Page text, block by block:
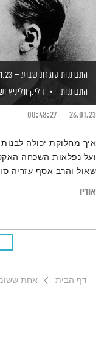
התבוננות סוגרת שבוע – 26.1.23
התבוננות
דליק ווליניץ
26.01.23
00:48:27
איך מחלוקת יכולה
ועל נפלאות השכחה
שאול והרב אסף עזריה
אודיו
דף הבית אחת